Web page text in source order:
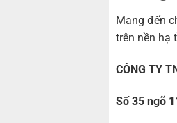
Mang đến
trên nền hạ
CÔNG TY
Số 35 ngõ